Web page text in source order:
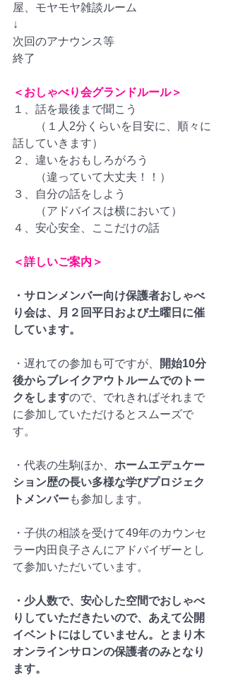
屋、モヤモヤ雑談ルーム
↓
次回のアナウンス等
終了
＜おしゃべり会グランドルール＞
１、話を最後まで聞こう
（１人2分くらいを目安に、順々に
話していきます）
２、違いをおもしろがろう
（違っていて大丈夫！！）
３、自分の話をしよう
（アドバイスは横において）
４、安心安全、ここだけの話
＜詳しいご案内＞
・サロンメンバー向け保護者おしゃべ
り会は、月２回平日および土曜日に催
しています。
・遅れての参加も可ですが、
開始10分
後からブレイクアウトルームでのトー
クをしますので、でれきればそれまで
に参加していただけるとスムーズで
す。
・代表の生駒ほか、 ホームエデュケー
ション歴の長い多様な学びプロジェク
トメンバーも参加します。
・子供の相談を受けて49年のカウンセ
ラー内田良子さんにアドバイザーとし
て参加いただいています。
・少人数で、安心した空間でおしゃべ
りしていただきたいので、あえて公開
イベントにはしていません。とまり木
オンラインサロンの保護者のみとなり
ます。